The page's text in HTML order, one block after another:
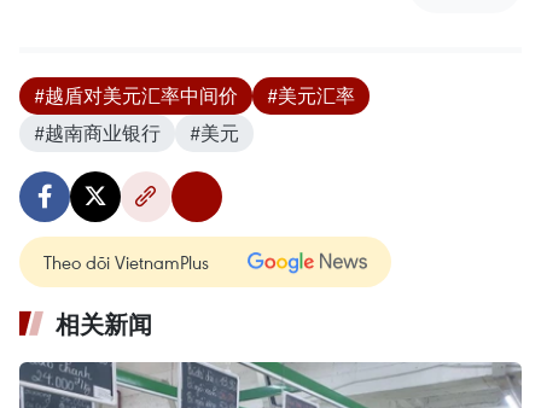
#越盾对美元汇率中间价
#美元汇率
#越南商业银行
#美元
Theo dõi VietnamPlus
相关新闻